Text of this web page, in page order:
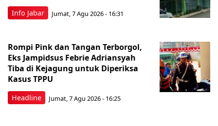
Info Jabar Jumat, 7 Agu 2026 - 16:31
Headline
Rompi Pink dan Tangan Terborgol,
Eks Jampidsus Febrie Adriansyah
Tiba di Kejagung untuk Diperiksa
Kasus TPPU
Jumat, 7 Agu 2026 - 16:25